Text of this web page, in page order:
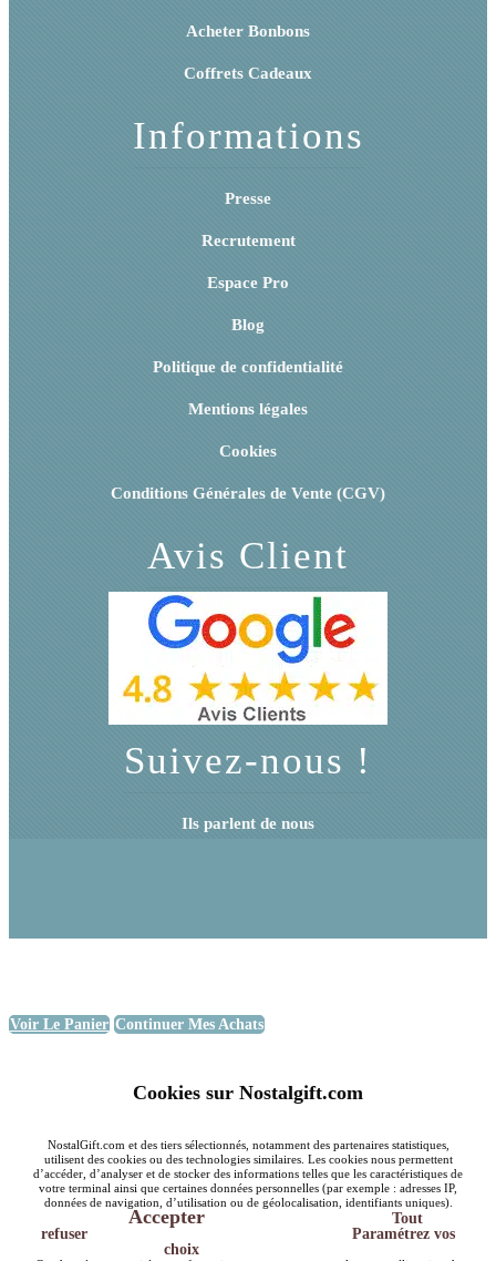
Acheter Bonbons
Coffrets Cadeaux
Informations
Presse
Recrutement
Espace Pro
Blog
Politique de confidentialité
Mentions légales
Cookies
Conditions Générales de Vente (CGV)
Avis Client
Suivez-nous !
Ils parlent de nous
Voir Le Panier Continuer Mes Achats
Cookies sur Nostalgift.com
NostalGift.com et des tiers sélectionnés, notamment des partenaires statistiques,
utilisent des cookies ou des technologies similaires. Les cookies nous permettent
d’accéder, d’analyser et de stocker des informations telles que les caractéristiques de
votre terminal ainsi que certaines données personnelles (par exemple : adresses IP,
données de navigation, d’utilisation ou de géolocalisation, identifiants uniques).
Accepter
Tout
refuser
Paramétrez vos
choix